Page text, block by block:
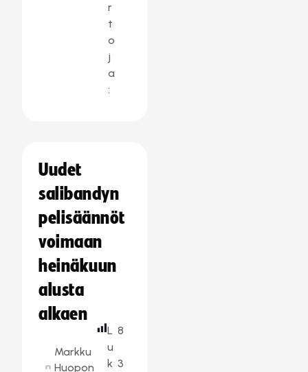
r
t
o
j
a
:
Uudet
salibandyn
pelisäännöt
voimaan
heinäkuun
alusta
alkaen
Markku
Huopon
L
u
k
8
3